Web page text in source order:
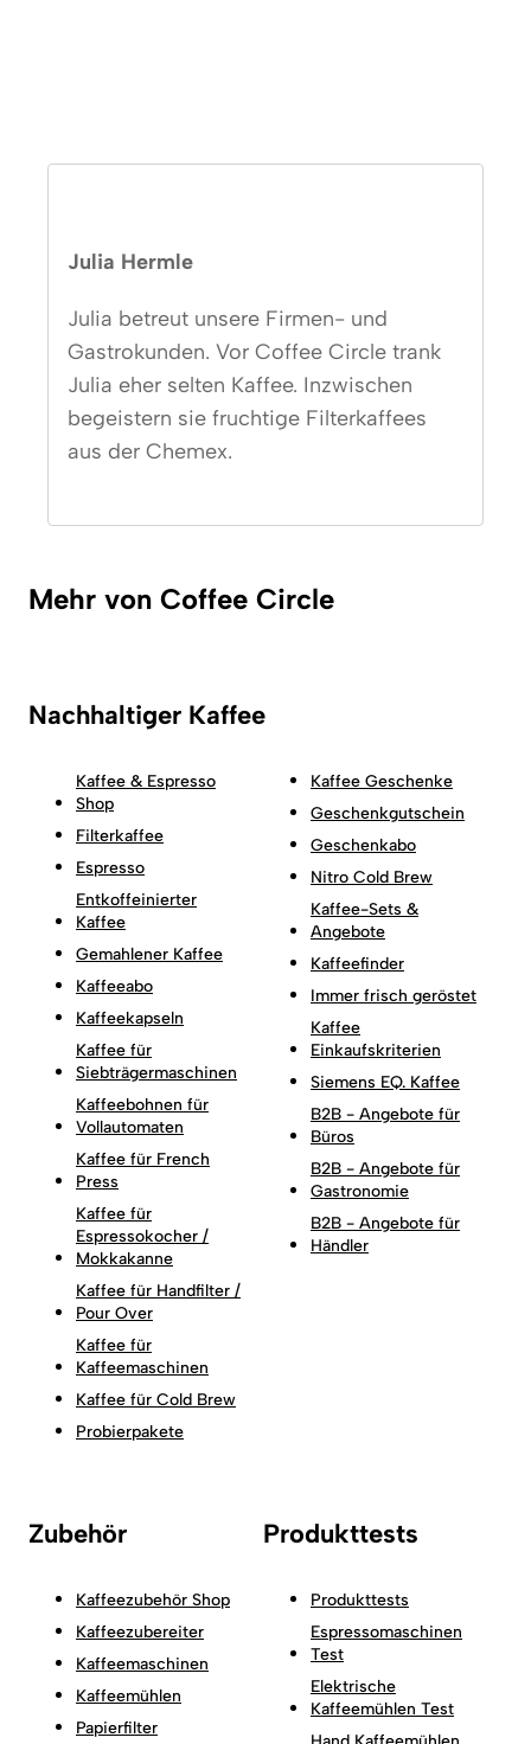
Julia Hermle
Julia betreut unsere Firmen- und
Gastrokunden. Vor Coffee Circle trank
Julia eher selten Kaffee. Inzwischen
begeistern sie fruchtige Filterkaffees
aus der Chemex.
Mehr von Coffee Circle
Nachhaltiger Kaffee
Kaffee & Espresso
Shop
Filterkaffee
Espresso
Entkoffeinierter
Kaffee
Gemahlener Kaffee
Kaffeeabo
Kaffeekapseln
Kaffee für
Siebträgermaschinen
Kaffeebohnen für
Vollautomaten
Kaffee für French
Press
Kaffee für
Espressokocher /
Mokkakanne
Kaffee für Handfilter /
Pour Over
Kaffee für
Kaffeemaschinen
Kaffee für Cold Brew
Probierpakete
Kaffee Geschenke
Geschenkgutschein
Geschenkabo
Nitro Cold Brew
Kaffee-Sets &
Angebote
Kaffeefinder
Immer frisch geröstet
Kaffee
Einkaufskriterien
Siemens EQ. Kaffee
B2B - Angebote für
Büros
B2B - Angebote für
Gastronomie
B2B - Angebote für
Händler
Zubehör
Kaffeezubehör Shop
Kaffeezubereiter
Kaffeemaschinen
Kaffeemühlen
Papierfilter
Produkttests
Produkttests
Espressomaschinen
Test
Elektrische
Kaffeemühlen Test